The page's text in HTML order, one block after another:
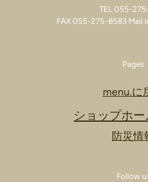
TEL 055-
FAX 055-275-8583 Mail
Pages
menu.に
ショップホ
防災情
Follow